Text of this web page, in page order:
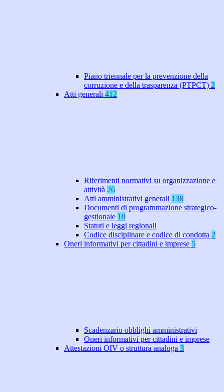
Piano triennale per la prevenzione della
corruzione e della trasparenza (PTPCT) 2
Atti generali 412
Riferimenti normativi su organizzazione e
attività 26
Atti amministrativi generali 138
Documenti di programmazione strategico-
gestionale 10
Statuti e leggi regionali
Codice disciplinare e codice di condotta 2
Oneri informativi per cittadini e imprese 5
Scadenzario obblighi amministrativi
Oneri informativi per cittadini e imprese
Attestazioni OIV o struttura analoga 3